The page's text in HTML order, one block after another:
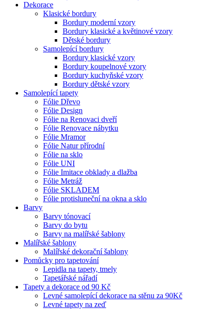
Dekorace
Klasické bordury
Bordury moderní vzory
Bordury klasické a květinové vzory
Dětské bordury
Samolepící bordury
Bordury klasické vzory
Bordury koupelnové vzory
Bordury kuchyňské vzory
Bordury dětské vzory
Samolepící tapety
Fólie Dřevo
Fólie Design
Fólie na Renovaci dveří
Fólie Renovace nábytku
Fólie Mramor
Fólie Natur přírodní
Fólie na sklo
Fólie UNI
Fólie Imitace obklady a dlažba
Fólie Metráž
Fólie SKLADEM
Fólie protisluneční na okna a sklo
Barvy
Barvy tónovací
Barvy do bytu
Barvy na malířské šablony
Malířské šablony
Malířské dekorační šablony
Pomůcky pro tapetování
Lepidla na tapety, tmely
Tapetářské nářadí
Tapety a dekorace od 90 Kč
Levné samolepící dekorace na stěnu za 90Kč
Levné tapety na zeď